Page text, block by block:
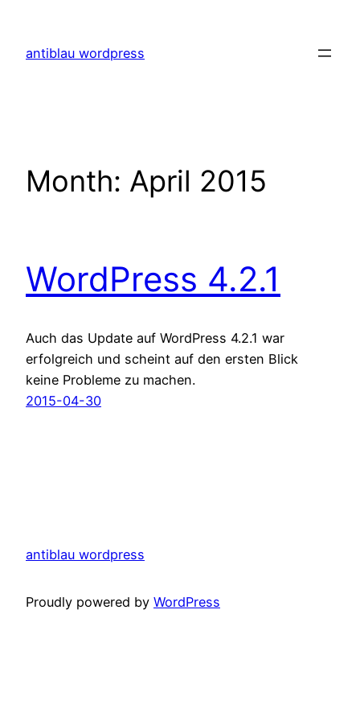
content
antiblau wordpress
Month: April 2015
WordPress 4.2.1
Auch das Update auf WordPress 4.2.1 war
erfolgreich und scheint auf den ersten Blick
keine Probleme zu machen.
2015-04-30
antiblau wordpress
Proudly powered by WordPress